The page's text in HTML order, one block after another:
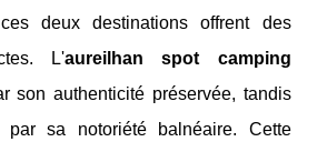
deux destinations offrent des
L'aureilhan spot camping
son authenticité préservée, tandis
par sa notoriété balnéaire. Cette